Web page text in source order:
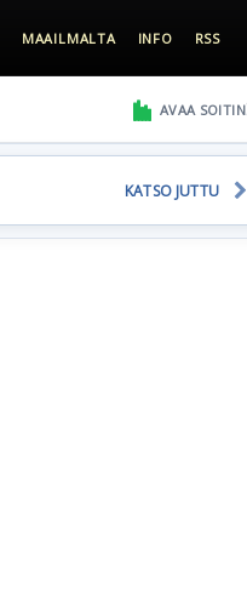
MAAILMALTA INFO RSS
AVAA SOITIN
KATSO JUTTU